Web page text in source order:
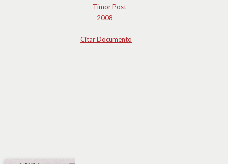
Timor Post
2008
Citar Documento